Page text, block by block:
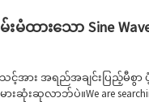
းမံထားသော Sine
င့်အား အရည်အချင်းပြည့်မီစွာ
ဆုလာဘ်ပဲ။We are searching